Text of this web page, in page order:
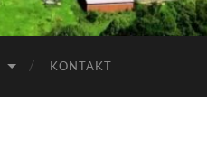
KONTAKT